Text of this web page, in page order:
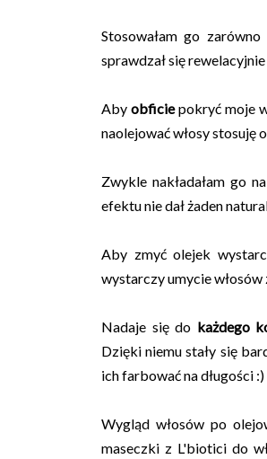
Stosowałam go
sprawdzał się
Aby obficiepokryć moje
naolejować włosy stosuję
Zwykle nakładałam go
efektu nie dał żaden
Aby zmyć olejek
wystarczy umycie włosów
Nadaje się do każdego
Dzięki niemu stały się
ich farbować na długości :)
Wygląd włosów po
maseczki z L'biotici do